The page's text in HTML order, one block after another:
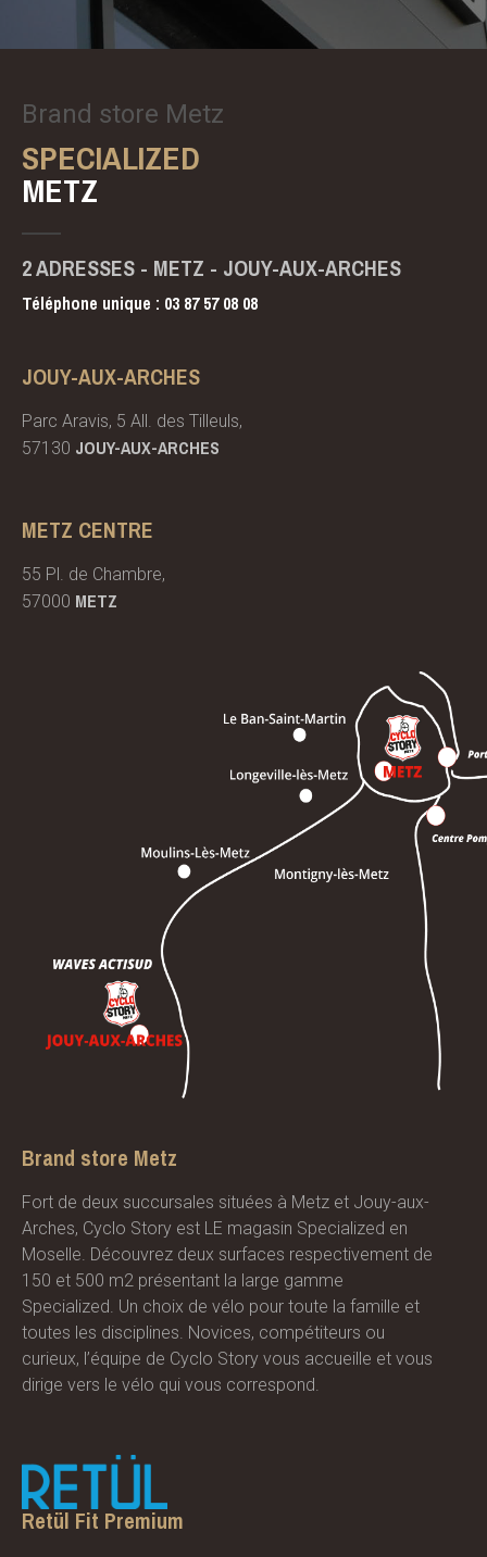
Brand store Metz
SPECIALIZED
METZ
2 ADRESSES - METZ - JOUY-AUX-ARCHES
Téléphone unique : 03 87 57 08 08
JOUY-AUX-ARCHES
Parc Aravis, 5 All. des Tilleuls,
57130 JOUY-AUX-ARCHES
METZ CENTRE
55 Pl. de Chambre,
57000 METZ
Brand store Metz
Fort de deux succursales situées à Metz et Jouy-aux-
Arches, Cyclo Story est LE magasin Specialized en
Moselle. Découvrez deux surfaces respectivement de
150 et 500 m2 présentant la large gamme
Specialized. Un choix de vélo pour toute la famille et
toutes les disciplines. Novices, compétiteurs ou
curieux, l’équipe de Cyclo Story vous accueille et vous
dirige vers le vélo qui vous correspond.
Retül Fit Premium